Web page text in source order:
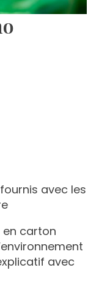
avec les
en carton
avec